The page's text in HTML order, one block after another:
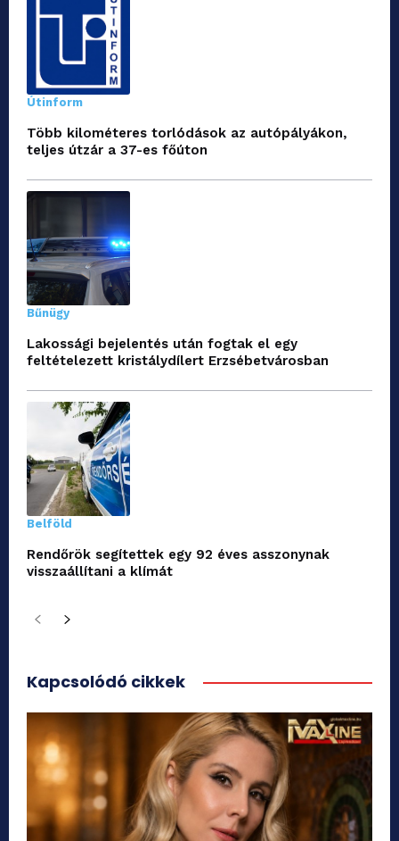
Útinform
Több kilométeres torlódások az autópályákon,
teljes útzár a 37-es főúton
Bűnügy
Lakossági bejelentés után fogtak el egy
feltételezett kristálydílert Erzsébetvárosban
Belföld
Rendőrök segítettek egy 92 éves asszonynak
visszaállítani a klímát
Kapcsolódó cikkek